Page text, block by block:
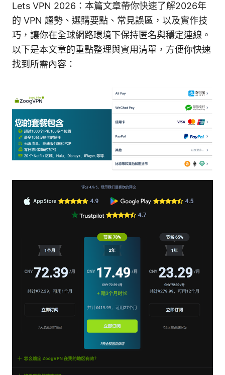
Lets VPN 2026：本篇文章帶你快速了解2026年
的 VPN 趨勢、選購要點、常見誤區，以及實作技
巧，讓你在全球網路環境下保持匿名與穩定連線。
以下是本文章的重點整理與實用清單，方便你快速
找到所需內容：